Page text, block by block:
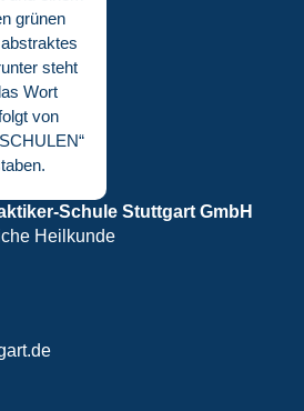
Schule Stuttgart GmbH
Heilkunde